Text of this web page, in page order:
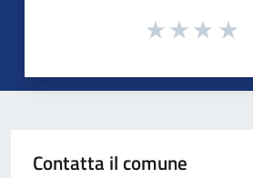
Contatta il comune